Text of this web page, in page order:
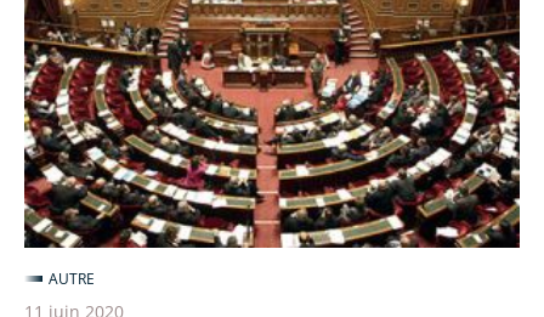
ans,
le
Conseil
d’État
est
aussi
le
conseil
du AUTRE
11 juin 2020